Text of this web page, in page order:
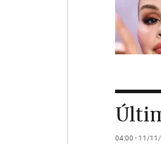
04:00 - 11/